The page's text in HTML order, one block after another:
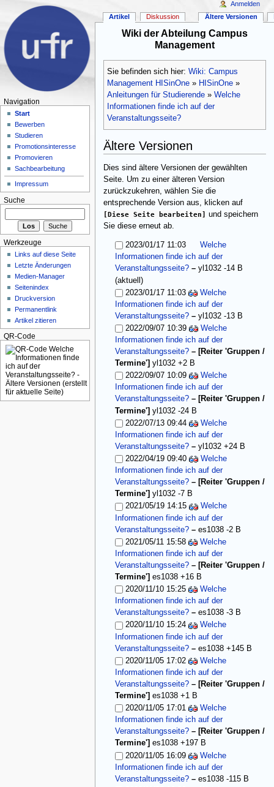
Wiki der Abteilung Campus
Management
Sie befinden sich hier: Wiki: Campus
Management HISinOne» HISinOne»
Anleitungen für Studierende» Welche
Informationen finde ich auf der
Veranstaltungsseite?
Ältere Versionen
Dies sind ältere Versionen der gewählten
Seite. Um zu einer älteren Version
zurückzukehren, wählen Sie die
entsprechende Version aus, klicken auf
[Diese Seite bearbeiten] und speichern
Sie diese erneut ab.
2023/01/17 11:03
Welche
Informationen finde ich auf der
Veranstaltungsseite? – yl1032 -14 B
(aktuell)
2023/01/17 11:03
Welche
Informationen finde ich auf der
Veranstaltungsseite? – yl1032 -13 B
2022/09/07 10:39
Welche
Informationen finde ich auf der
Veranstaltungsseite? – [Reiter 'Gruppen /
Termine'] yl1032 +2 B
2022/09/07 10:09
Welche
Informationen finde ich auf der
Veranstaltungsseite? – [Reiter 'Gruppen /
Termine'] yl1032 -24 B
2022/07/13 09:44
Welche
Informationen finde ich auf der
Veranstaltungsseite? – yl1032 +24 B
2022/04/19 09:40
Welche
Informationen finde ich auf der
Veranstaltungsseite? – [Reiter 'Gruppen /
Termine'] yl1032 -7 B
2021/05/19 14:15
Welche
Informationen finde ich auf der
Veranstaltungsseite? – es1038 -2 B
2021/05/11 15:58
Welche
Informationen finde ich auf der
Veranstaltungsseite? – [Reiter 'Gruppen /
Termine'] es1038 +16 B
2020/11/10 15:25
Welche
Informationen finde ich auf der
Veranstaltungsseite? – es1038 -3 B
2020/11/10 15:24
Welche
Informationen finde ich auf der
Veranstaltungsseite? – es1038 +145 B
2020/11/05 17:02
Welche
Informationen finde ich auf der
Veranstaltungsseite? – [Reiter 'Gruppen /
Termine'] es1038 +1 B
2020/11/05 17:01
Welche
Informationen finde ich auf der
Veranstaltungsseite? – [Reiter 'Gruppen /
Termine'] es1038 +197 B
2020/11/05 16:09
Welche
Informationen finde ich auf der
Veranstaltungsseite? – es1038 -115 B
Artikel Diskussion Ältere Versionen
Anmelden
Navigation
Start
Bewerben
Studieren
Promotionsinteresse
Promovieren
Sachbearbeitung
Impressum
Suche
Werkzeuge
Links auf diese Seite
Letzte Änderungen
Medien-Manager
Seitenindex
Druckversion
Permanentlink
Artikel zitieren
QR-Code